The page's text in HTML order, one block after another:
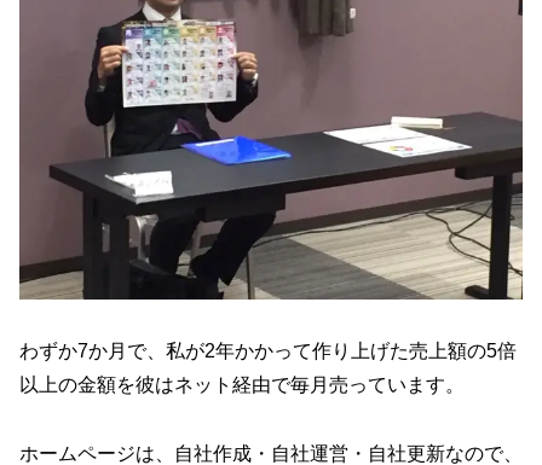
わずか7か月で、私が2年かかって作り上げた売上額の5倍
以上の金額を彼はネット経由で毎月売っています。
ホームページは、自社作成・自社運営・自社更新なので、